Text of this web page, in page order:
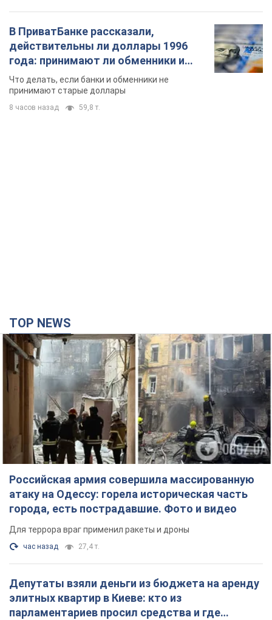
В ПриватБанке рассказали,
действительны ли доллары 1996
года: принимают ли обменники и
банки такие купюры
Что делать, если банки и обменники не
принимают старые доллары
8 часов назад 59,8 т.
TOP NEWS
Российская армия совершила массированную
атаку на Одессу: горела историческая часть
города, есть пострадавшие. Фото и видео
Для террора враг применил ракеты и дроны
час назад 27,4 т.
Депутаты взяли деньги из бюджета на аренду
элитных квартир в Киеве: кто из
парламентариев просил средства и где